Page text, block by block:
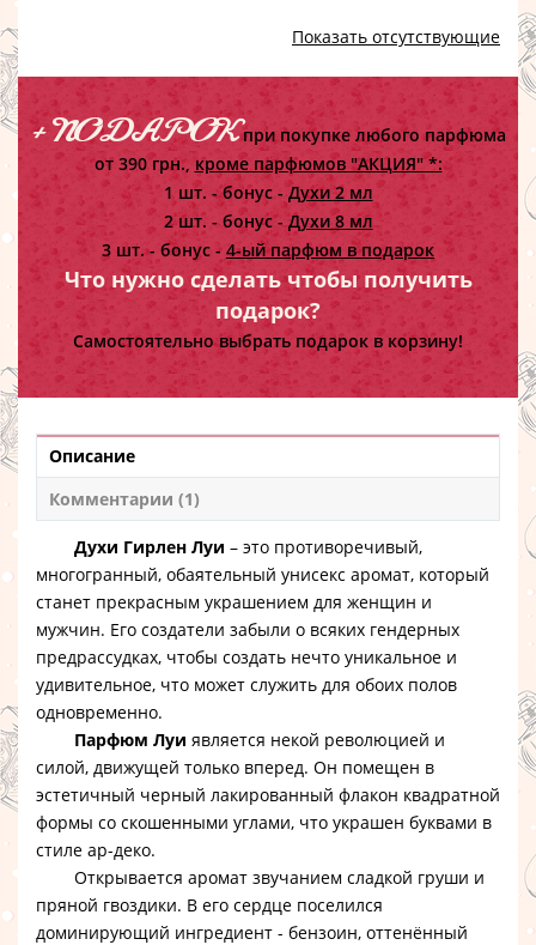
Показать отсутствующие
+ ПОДАРОКпри покупке любого парфюма
от 390 грн., кроме парфюмов "АКЦИЯ" *:
1 шт. - бонус - Духи 2 мл
2 шт. - бонус -Духи 8 мл
3 шт. - бонус - 4-ый парфюм в подарок
Что нужно сделать чтобы получить
подарок?
Самостоятельно выбрать подарок в корзину!
Описание
Комментарии (1)
Духи Гирлен Луи – это противоречивый,
многогранный, обаятельный унисекс аромат, который
станет прекрасным украшением для женщин и
мужчин. Его создатели забыли о всяких гендерных
предрассудках, чтобы создать нечто уникальное и
удивительное, что может служить для обоих полов
одновременно.
Парфюм Луи является некой революцией и
силой, движущей только вперед. Он помещен в
эстетичный черный лакированный флакон квадратной
формы со скошенными углами, что украшен буквами в
стиле ар-деко.
Открывается аромат звучанием сладкой груши и
пряной гвоздики. В его сердце поселился
доминирующий ингредиент - бензоин, оттенённый